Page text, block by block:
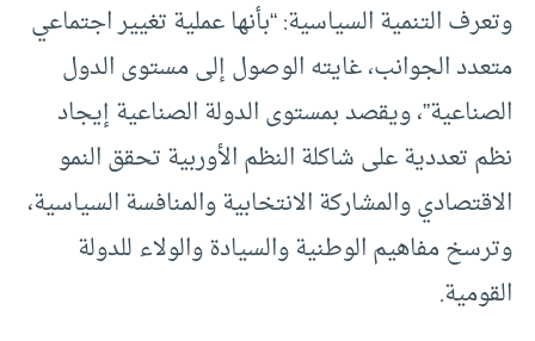
وتعرف التنمية السياسية: “بأنها عملية تغيير اجتماعي
متعدد الجوانب، غايته الوصول إلى مستوى الدول
الصناعية”، ويقصد بمستوى الدولة الصناعية إيجاد
نظم تعددية على شاكلة النظم الأوربية تحقق النمو
الاقتصادي والمشاركة الانتخابية والمنافسة السياسية،
وترسخ مفاهيم الوطنية والسيادة والولاء للدولة
القومية.